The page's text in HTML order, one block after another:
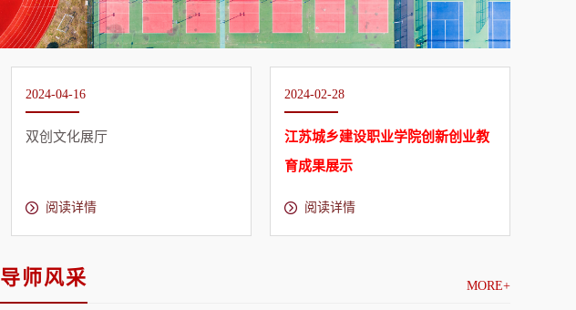
2024-04-16
双创文化展厅
阅读详情
2024-02-28
江苏城乡建设职业学院创新创业教
育成果展示
阅读详情
导师风采 MORE+